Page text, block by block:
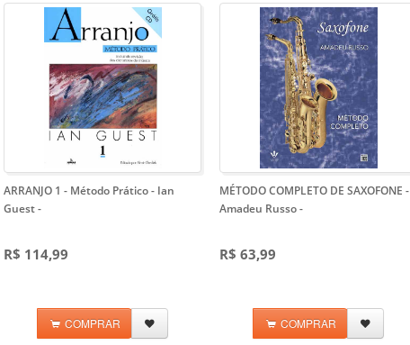
ARRANJO 1 - Método Prático - Ian
Guest-
R$ 114,99
COMPRAR
MÉTODO COMPLETO DE SAXOFONE -
Amadeu Russo-
R$ 63,99
COMPRAR